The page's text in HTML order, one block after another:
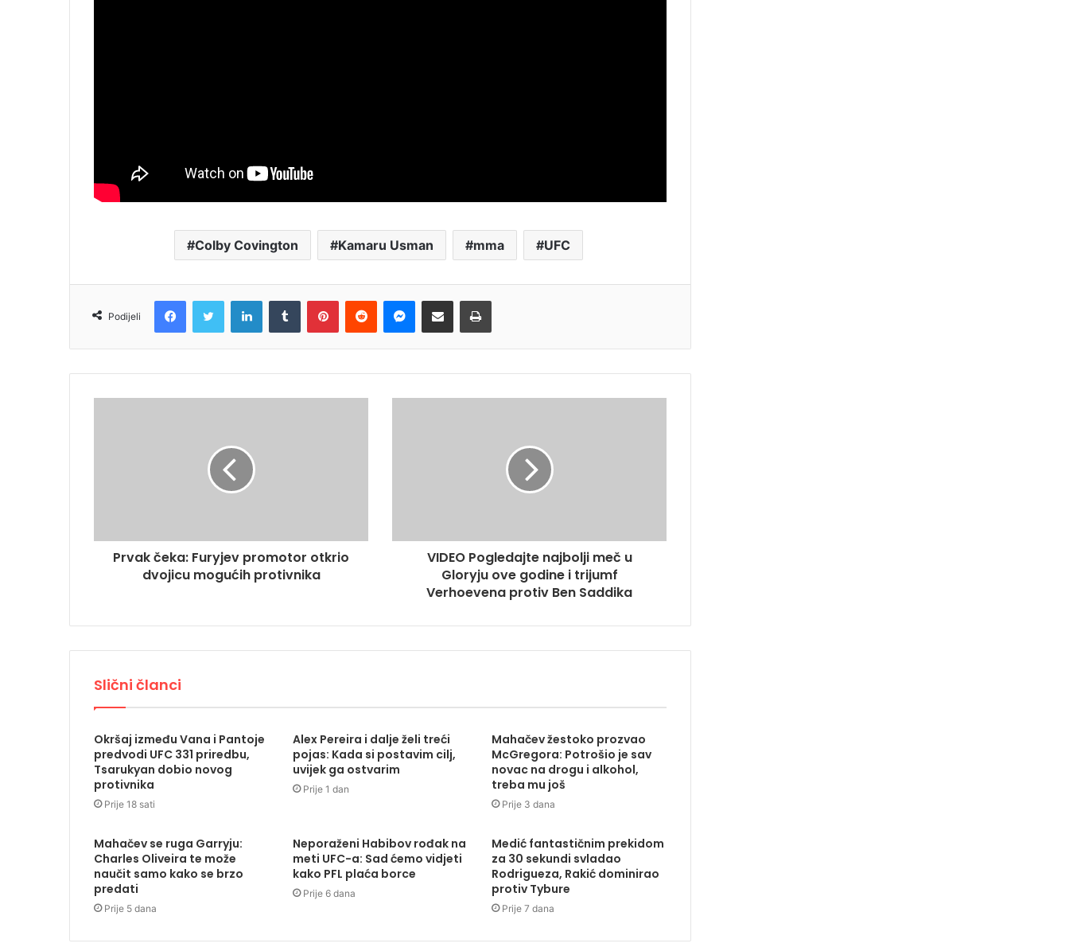
Colby Covington Kamaru Usman mma UFC
Podijeli
FacebookTwitter LinkedInTumblr PinterestReddit MessengerPodijeli e-mailom Ispis
Prvak čeka: Furyjev promotor otkrio
dvojicu mogućih protivnika
VIDEO Pogledajte najbolji meč u
Gloryju ove godine i trijumf
Verhoevena protiv Ben Saddika
Slični članci
Okršaj između Vana i Pantoje
predvodi UFC 331 priredbu,
Tsarukyan dobio novog
protivnika
Prije 18 sati
Alex Pereira i dalje želi treći
pojas: Kada si postavim cilj,
uvijek ga ostvarim
Prije 1 dan
Mahačev žestoko prozvao
McGregora: Potrošio je sav
novac na drogu i alkohol,
treba mu još
Prije 3 dana
Mahačev se ruga Garryju:
Charles Oliveira te može
naučit samo kako se brzo
predati
Prije 5 dana
Neporaženi Habibov rođak na
meti UFC-a: Sad ćemo vidjeti
kako PFL plaća borce
Prije 6 dana
Medić fantastičnim prekidom
za 30 sekundi svladao
Rodrigueza, Rakić dominirao
protiv Tybure
Prije 7 dana